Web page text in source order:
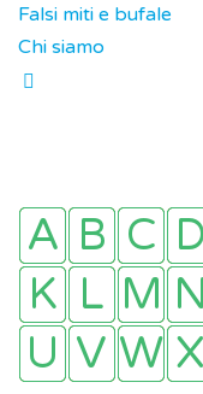
Falsi miti e bufale
Chi siamo